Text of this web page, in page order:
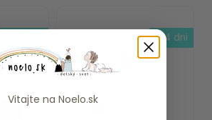
3-4 dni
Vitajte na Noelo.sk